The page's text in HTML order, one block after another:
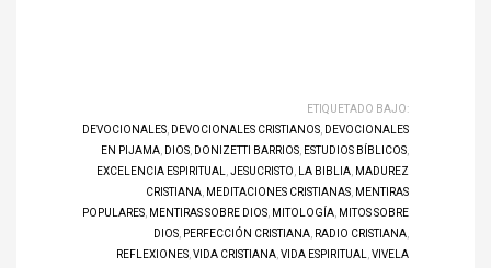
ETIQUETADO BAJO:
DEVOCIONALES DEVOCIONALES CRISTIANOS DEVOCIONALES
EN PIJAMA DIOS DONIZETTI BARRIOS ESTUDIOS BÍBLICOS
EXCELENCIA ESPIRITUAL
JESUCRISTO LA BIBLIA MADUREZ
CRISTIANA MEDITACIONES CRISTIANAS MENTIRAS
POPULARES MENTIRAS SOBRE DIOS MITOLOGÍA MITOS SOBRE
DIOS PERFECCIÓN CRISTIANA RADIO CRISTIANA
REFLEXIONES VIDA CRISTIANA VIDA ESPIRITUAL
VIVELA